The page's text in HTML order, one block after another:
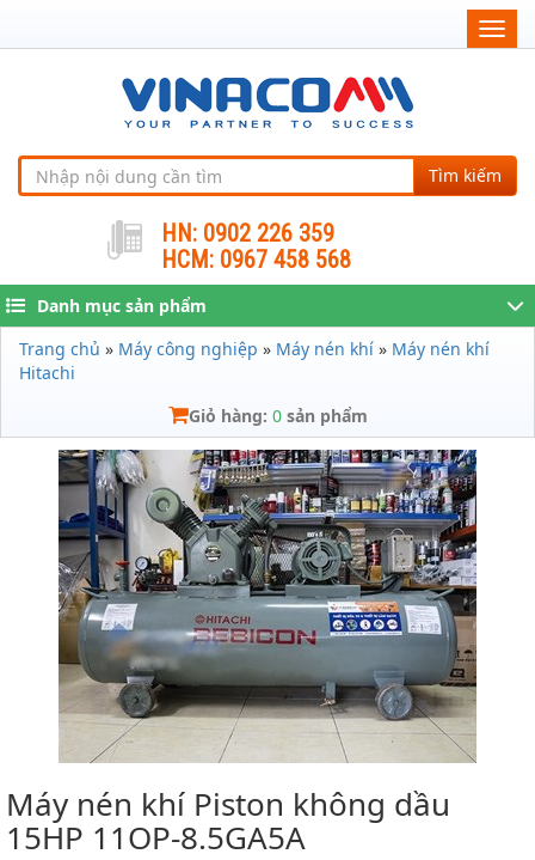
Tìm kiếm
HN: 0902 226 359
HCM: 0967 458 568
Danh mục sản phẩm
Trang chủ » Máy công nghiệp » Máy nén khí » Máy nén khí
Hitachi
Giỏ hàng: 0sản phẩm
Máy nén khí Piston không dầu
15HP 11OP-8.5GA5A